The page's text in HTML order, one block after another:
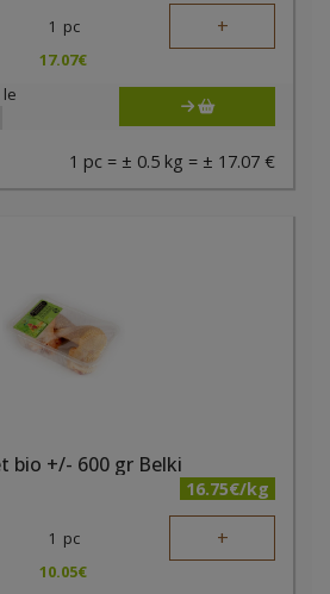
1 pc +
17.07€
1 pc = ± 0.5 kg = ± 17.07 €
bio +/- 600 gr Belki
16.75€/kg
1 pc +
10.05€